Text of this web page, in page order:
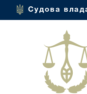
Судова